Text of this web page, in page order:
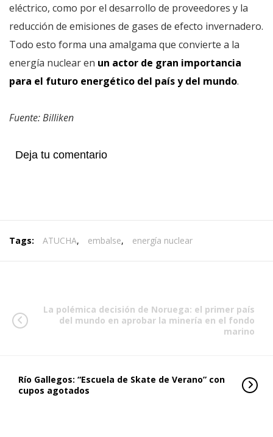
eléctrico, como por el desarrollo de proveedores y la
reducción de emisiones de gases de efecto invernadero.
Todo esto forma una amalgama que convierte a la
energía nuclear en un actor de gran importancia
para el futuro energético del país y del mundo.
Fuente: Billiken
Deja tu comentario
Tags: ATUCHA, embalse, energía nuclear
La polémica decisión de Noruega: el primer país
del mundo en aprobar la minería en el fondo
marino
Río Gallegos: “Escuela de Skate de Verano” con
cupos agotados